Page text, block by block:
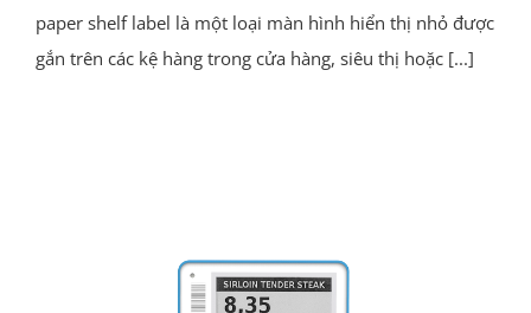
paper shelf label là một loại màn hình hiển thị nhỏ được
gắn trên các kệ hàng trong cửa hàng, siêu thị hoặc[...]